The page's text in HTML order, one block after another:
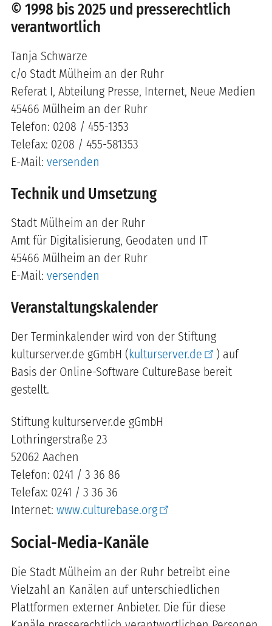
© 1998 bis 2025 und presserechtlich
verantwortlich
Tanja Schwarze
c/o Stadt Mülheim an der Ruhr
Referat I, Abteilung Presse, Internet, Neue Medien
45466 Mülheim an der Ruhr
Telefon: 0208 / 455-1353
Telefax: 0208 / 455-581353
E-Mail: versenden
Technik und Umsetzung
Stadt Mülheim an der Ruhr
Amt für Digitalisierung, Geodaten und IT
45466 Mülheim an der Ruhr
E-Mail: versenden
Veranstaltungskalender
Der Terminkalender wird von der Stiftung
kulturserver.de gGmbH (kulturserver.de
) auf
Basis der Online-Software CultureBase bereit
gestellt.
Stiftung kulturserver.de gGmbH
Lothringerstraße 23
52062 Aachen
Telefon: 0241 / 3 36 86
Telefax: 0241 / 3 36 36
Internet: www.culturebase.org
Social-Media-Kanäle
Die Stadt Mülheim an der Ruhr betreibt eine
Vielzahl an Kanälen auf unterschiedlichen
Plattformen externer Anbieter. Die für diese